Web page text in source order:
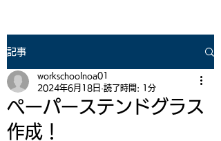
記事
ペーパーステンドグラス
作成！
workschoolnoa01
2024年6月18日 読了時間: 1分